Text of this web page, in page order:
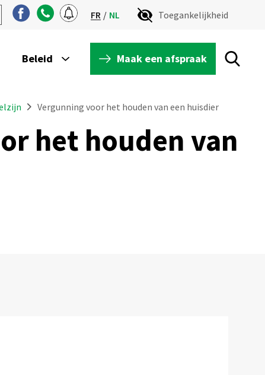
FR NL Toegankelijkheid
Beleid Maak een afspraak
Vergunning voor het houden van een huisdier
het houden van